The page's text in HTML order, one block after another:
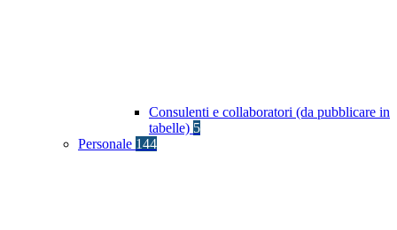
Consulenti e collaboratori (da pubblicare in
tabelle) 5
Personale 144